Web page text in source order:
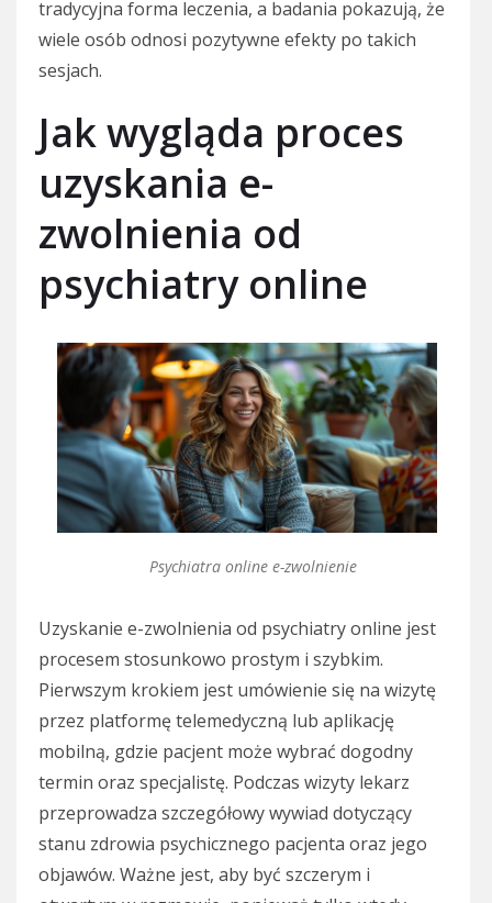
tradycyjna forma leczenia, a badania pokazują, że
wiele osób odnosi pozytywne efekty po takich
sesjach.
Jak wygląda proces
uzyskania e-
zwolnienia od
psychiatry online
Psychiatra online e-zwolnienie
Uzyskanie e-zwolnienia od psychiatry online jest
procesem stosunkowo prostym i szybkim.
Pierwszym krokiem jest umówienie się na wizytę
przez platformę telemedyczną lub aplikację
mobilną, gdzie pacjent może wybrać dogodny
termin oraz specjalistę. Podczas wizyty lekarz
przeprowadza szczegółowy wywiad dotyczący
stanu zdrowia psychicznego pacjenta oraz jego
objawów. Ważne jest, aby być szczerym i